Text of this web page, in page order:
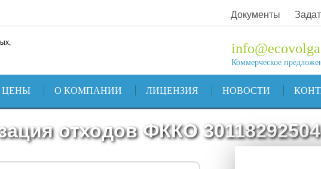
Документы
Коммерческое
ЦЕНЫ О КОМПАНИИ ЛИЦЕНЗИЯ НОВОСТИ
отходов ФККО 30118292504